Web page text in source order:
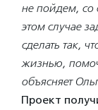
не пойдем, со
этом случае
сделать так,
жизнью,
объясняет
Проект